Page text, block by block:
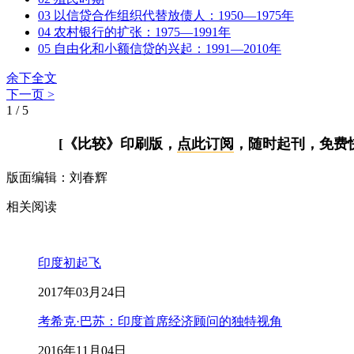
03 以信贷合作组织代替放债人：1950—1975年
04 农村银行的扩张：1975—1991年
05 自由化和小额信贷的兴起：1991—2010年
余下全文
下一页 >
1 / 5
[《比较》印刷版， 点此订阅 ，随时起刊，免费
版面编辑：刘春辉
相关阅读
印度初起飞
2017年03月24日
考希克·巴苏：印度首席经济顾问的独特视角
2016年11月04日